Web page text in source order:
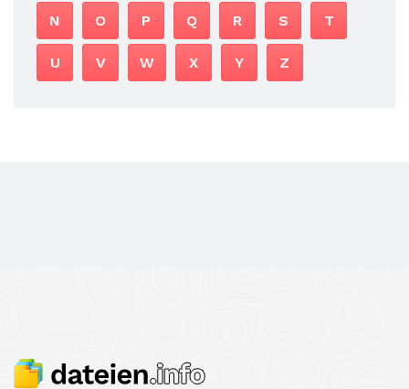
N O P Q R S T
U V W X Y Z